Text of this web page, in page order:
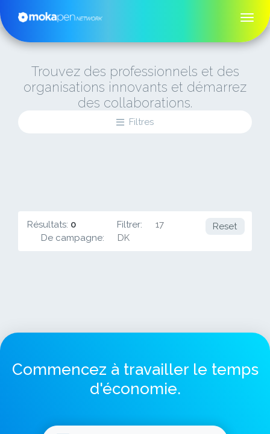
Trouvez des professionnels et des
organisations innovants et démarrez
des collaborations.
Filtres
Résultats: 0 Filtrer:
17
De campagne:
DK
Reset
Commencez à travailler le temps
d'économie.